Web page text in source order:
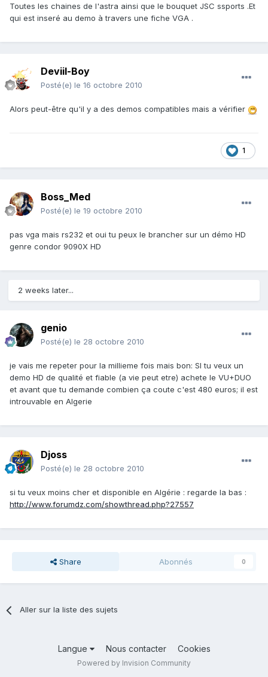
Toutes les chaines de l'astra ainsi que le bouquet JSC ssports .Et
qui est inseré au demo à travers une fiche VGA .
Deviil-Boy
Posté(e) le 16 octobre 2010
Alors peut-être qu'il y a des demos compatibles mais a vérifier
1
Boss_Med
Posté(e) le 19 octobre 2010
pas vga mais rs232 et oui tu peux le brancher sur un démo HD
genre condor 9090X HD
2 weeks later...
genio
Posté(e) le 28 octobre 2010
je vais me repeter pour la millieme fois mais bon: SI tu veux un
demo HD de qualité et fiable (a vie peut etre) achete le VU+DUO
et avant que tu demande combien ça coute c'est 480 euros; il est
introuvable en Algerie
Djoss
Posté(e) le 28 octobre 2010
si tu veux moins cher et disponible en Algérie : regarde la bas :
http://www.forumdz.com/showthread.php?27557
Share Abonnés 0
Aller sur la liste des sujets
Langue Nous contacter Cookies
Powered by Invision Community